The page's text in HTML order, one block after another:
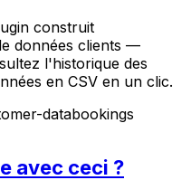
construit
données clients —
l'historique des
en CSV en un clic.
databookings
avec ceci ?